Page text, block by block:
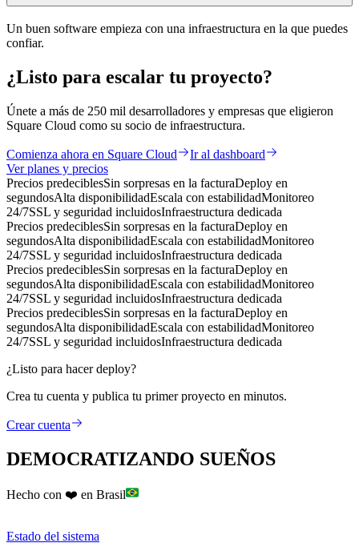
Un buen software empieza con una infraestructura en la que puedes
confiar.
¿Listo para escalar tu proyecto?
Únete a más de 250 mil desarrolladores y empresas que eligieron
Square Cloud como su socio de infraestructura.
Comienza ahora en Square Cloud
Ir al dashboard
Ver planes y precios
Precios predeciblesSin sorpresas en la facturaDeploy en
segundosAlta disponibilidadEscala con estabilidadMonitoreo
24/7SSL y seguridad incluidosInfraestructura dedicada
Precios predeciblesSin sorpresas en la facturaDeploy en
segundosAlta disponibilidadEscala con estabilidadMonitoreo
24/7SSL y seguridad incluidosInfraestructura dedicada
Precios predeciblesSin sorpresas en la facturaDeploy en
segundosAlta disponibilidadEscala con estabilidadMonitoreo
24/7SSL y seguridad incluidosInfraestructura dedicada
Precios predeciblesSin sorpresas en la facturaDeploy en
segundosAlta disponibilidadEscala con estabilidadMonitoreo
24/7SSL y seguridad incluidosInfraestructura dedicada
¿Listo para hacer deploy?
Crea tu cuenta y publica tu primer proyecto en minutos.
Crear cuenta
DEMOCRATIZANDO SUEÑOS
Hecho con ❤️ en Brasil
Estado del sistema